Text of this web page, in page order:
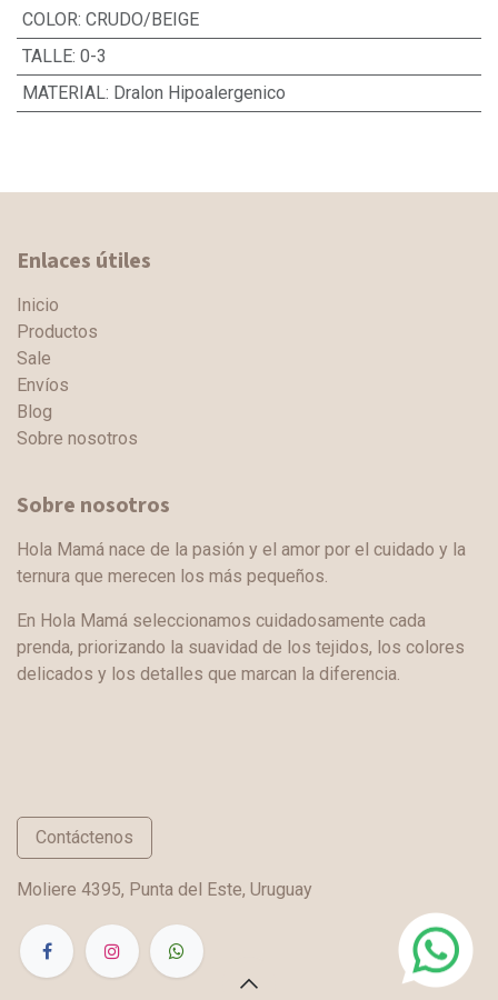
COLOR: CRUDO/BEIGE
TALLE: 0-3
MATERIAL: Dralon Hipoalergenico
Enlaces útiles
Inicio
Productos
Sale
Envíos
Blog
Sobre nosotros
Sobre nosotros
Hola Mamá nace de la pasión y el amor por el cuidado y la
ternura que merecen los más pequeños.
En Hola Mamá seleccionamos cuidadosamente cada
prenda, priorizando la suavidad de los tejidos, los colores
delicados y los detalles que marcan la diferencia.
Contáctenos
Moliere 4395, Punta del Este, Uruguay